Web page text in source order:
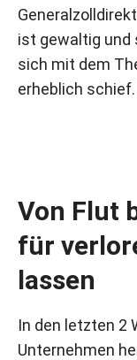
ist gewaltig und
sich mit dem
erheblich
Von Flut
für
lassen
In den letzten 2
Unternehmen